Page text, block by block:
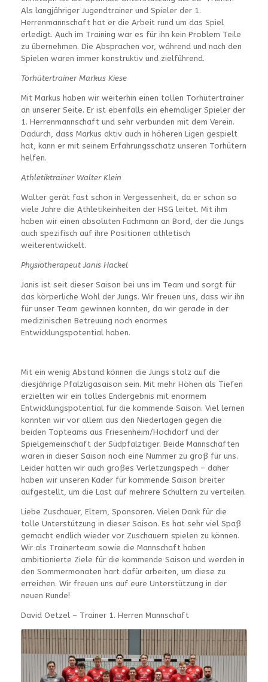
Als langjähriger Jugendtrainer und Spieler der 1.
Herrenmannschaft hat er die Arbeit rund um das Spiel
erledigt. Auch im Training war es für ihn kein Problem Teile
zu übernehmen. Die Absprachen vor, während und nach den
Spielen waren immer konstruktiv und zielführend.
Torhütertrainer Markus Kiese
Mit Markus haben wir weiterhin einen tollen Torhütertrainer
an unserer Seite. Er ist ebenfalls ein ehemaliger Spieler der
1. Herrenmannschaft und sehr verbunden mit dem Verein.
Dadurch, dass Markus aktiv auch in höheren Ligen gespielt
hat, kann er mit seinem Erfahrungsschatz unseren Torhütern
helfen.
Athletiktrainer Walter Klein
Walter gerät fast schon in Vergessenheit, da er schon so
viele Jahre die Athletikeinheiten der HSG leitet. Mit ihm
haben wir einen absoluten Fachmann an Bord, der die Jungs
auch spezifisch auf ihre Positionen athletisch
weiterentwickelt.
Physiotherapeut Janis Hackel
Janis ist seit dieser Saison bei uns im Team und sorgt für
das körperliche Wohl der Jungs. Wir freuen uns, dass wir ihn
für unser Team gewinnen konnten, da wir gerade in der
medizinischen Betreuung noch enormes
Entwicklungspotential haben.
Mit ein wenig Abstand können die Jungs stolz auf die
diesjährige Pfalzligasaison sein. Mit mehr Höhen als Tiefen
erzielten wir ein tolles Endergebnis mit enormem
Entwicklungspotential für die kommende Saison. Viel lernen
konnten wir vor allem aus den Niederlagen gegen die
beiden Topteams aus Friesenheim/Hochdorf und der
Spielgemeinschaft der Südpfalztiger. Beide Mannschaften
waren in dieser Saison noch eine Nummer zu groß für uns.
Leider hatten wir auch großes Verletzungspech – daher
haben wir unseren Kader für kommende Saison breiter
aufgestellt, um die Last auf mehrere Schultern zu verteilen.
Liebe Zuschauer, Eltern, Sponsoren. Vielen Dank für die
tolle Unterstützung in dieser Saison. Es hat sehr viel Spaß
gemacht endlich wieder vor Zuschauern spielen zu können.
Wir als Trainerteam sowie die Mannschaft haben
ambitionierte Ziele für die kommende Saison und werden in
den Sommermonaten hart dafür arbeiten, um diese zu
erreichen. Wir freuen uns auf eure Unterstützung in der
neuen Runde!
David Oetzel – Trainer 1. Herren Mannschaft